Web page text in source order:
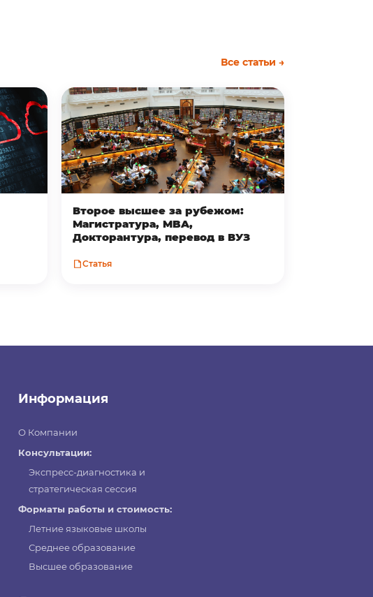
Все статьи →
Второе высшее за рубежом:
Магистратура, MBA,
Докторантура, перевод в ВУЗ
Статья
Информация
О Компании
Консультации:
Экспресс-диагностика и
стратегическая сессия
Форматы работы и стоимость:
Летние языковые школы
Среднее образование
Высшее образование